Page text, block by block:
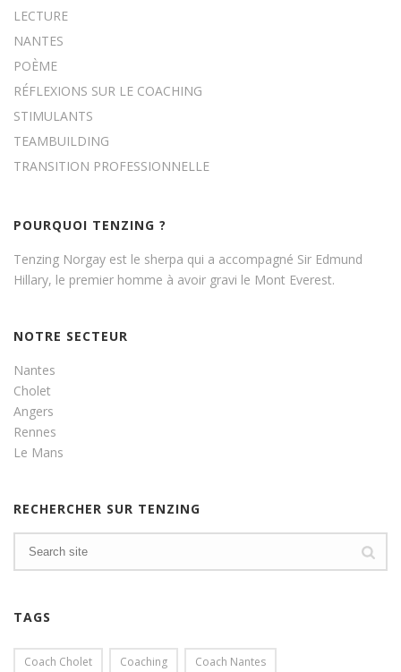
LECTURE
NANTES
POÈME
RÉFLEXIONS SUR LE COACHING
STIMULANTS
TEAMBUILDING
TRANSITION PROFESSIONNELLE
POURQUOI TENZING ?
Tenzing Norgay est le sherpa qui a accompagné Sir Edmund
Hillary, le premier homme à avoir gravi le Mont Everest.
NOTRE SECTEUR
Nantes
Cholet
Angers
Rennes
Le Mans
RECHERCHER SUR TENZING
TAGS
Coach Cholet Coaching Coach Nantes